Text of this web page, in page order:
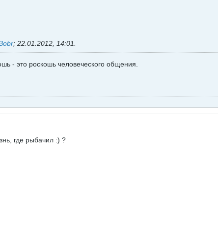
; 22.01.2012, 14:01
- это роскошь человеческого общения.
где рыбачил :) ?